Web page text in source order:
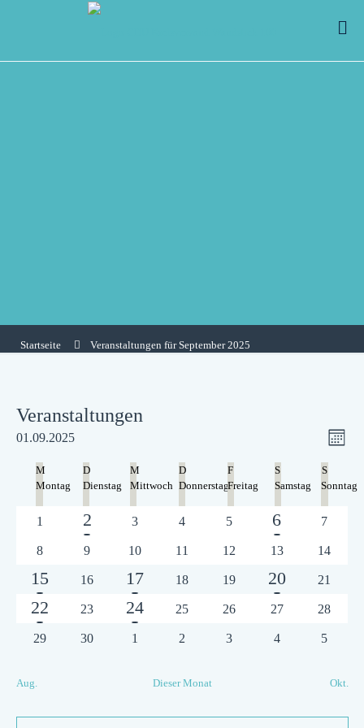
Startseite Veranstaltungen für September 2025
Veranstaltungen
01.09.2025
wählen.
Kalender
von
M
Montag
D
Dienstag
M
Mittwoch
D
Donnerstag
F
Freitag
S
Samstag
S
Sonntag
0
Veranstaltungen
1
1
Veranstaltung
2
0
3
0
4
0
Veranstaltungen
5
1
6
0
7
0
8
0
9
010
011
012
013
014
1
Veranstaltung
15
0
Veranstaltungen
16
1
Veranstaltung
17
018
0
Veranstaltungen
19
1
20
0
21
1
Veranstaltung
22
0
Veranstaltungen
23
1
Veranstaltung
24
0
25
0
26
0
27
0
28
0
29
0
30
01
0
2
0
3
0
4
0
5
Aug. Dieser Monat Okt.